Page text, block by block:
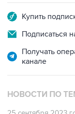
Купить
Подписаться
Получать
канале
НОВОСТИ ПО